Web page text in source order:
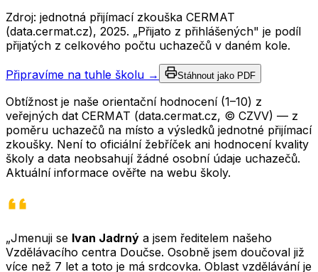
Zdroj: jednotná přijímací zkouška CERMAT
(data.cermat.cz), 2025. „Přijato z přihlášených" je podíl
přijatých z celkového počtu uchazečů v daném kole.
Připravíme na tuhle školu → Stáhnout jako PDF
Obtížnost je naše orientační hodnocení (1–10) z
veřejných dat CERMAT (data.cermat.cz, © CZVV) — z
poměru uchazečů na místo a výsledků jednotné přijímací
zkoušky. Není to oficiální žebříček ani hodnocení kvality
školy a data neobsahují žádné osobní údaje uchazečů.
Aktuální informace ověřte na webu školy.
„Jmenuji se Ivan Jadrný a jsem ředitelem našeho
Vzdělávacího centra Doučse. Osobně jsem doučoval již
více než 7 let a toto je má srdcovka. Oblast vzdělávání je